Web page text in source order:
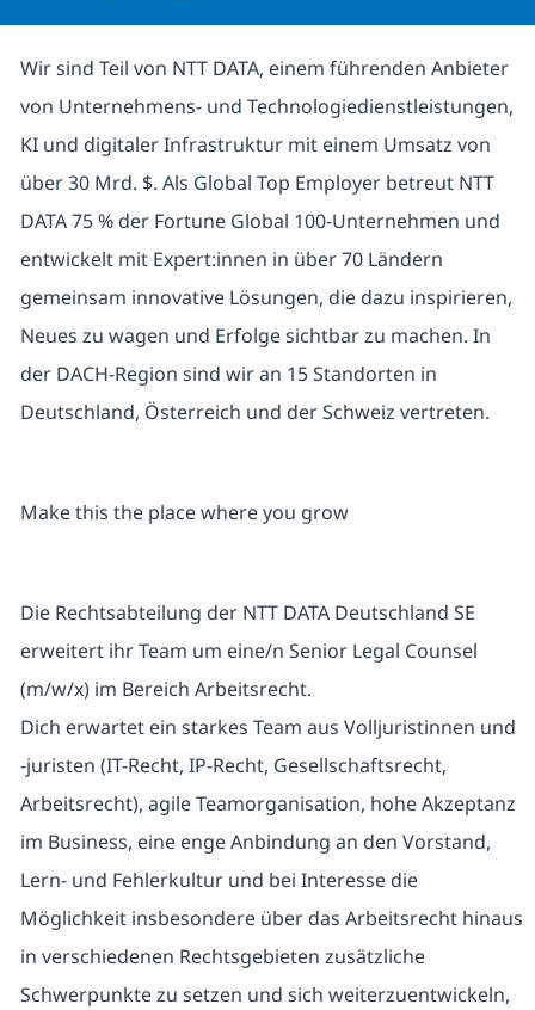
Wir sind Teil von NTT DATA, einem führenden Anbieter
von Unternehmens- und Technologiedienstleistungen,
KI und digitaler Infrastruktur mit einem Umsatz von
über 30 Mrd. $. Als Global Top Employer betreut NTT
DATA 75 % der Fortune Global 100-Unternehmen und
entwickelt mit Expert:innen in über 70 Ländern
gemeinsam innovative Lösungen, die dazu inspirieren,
Neues zu wagen und Erfolge sichtbar zu machen. In
der DACH-Region sind wir an 15 Standorten in
Deutschland, Österreich und der Schweiz vertreten.
Make this the place where you grow
Die Rechtsabteilung der NTT DATA Deutschland SE
erweitert ihr Team um eine/n Senior Legal Counsel
(m/w/x) im Bereich Arbeitsrecht.
Dich erwartet ein starkes Team aus Volljuristinnen und
-juristen (IT-Recht, IP-Recht, Gesellschaftsrecht,
Arbeitsrecht), agile Teamorganisation, hohe Akzeptanz
im Business, eine enge Anbindung an den Vorstand,
Lern- und Fehlerkultur und bei Interesse die
Möglichkeit insbesondere über das Arbeitsrecht hinaus
in verschiedenen Rechtsgebieten zusätzliche
Schwerpunkte zu setzen und sich weiterzuentwickeln,